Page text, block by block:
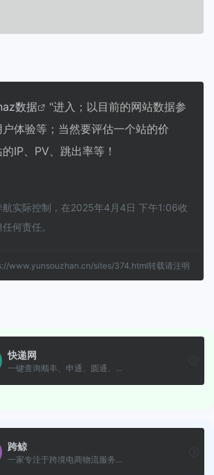
数据
"进入；以目前的网站数据参
体验等；当然要评估一个站的价
IP、PV、跳出率等！
实际控制，在2025年4月4日 下午1:06收
何责任。
www.yunsouzhan.cn/sites/374.html转载请注明
快递网
一键查询顺丰、申通、圆通、...
跨鲸
一家专注于跨境电商物流服务...